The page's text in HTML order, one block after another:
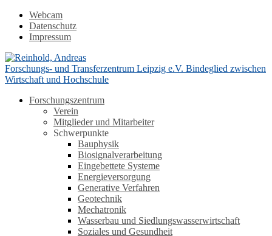
Webcam
Datenschutz
Impressum
Forschungs- und Transferzentrum Leipzig e.V. Bindeglied zwischen
Wirtschaft und Hochschule
Forschungszentrum
Verein
Mitglieder und Mitarbeiter
Schwerpunkte
Bauphysik
Biosignalverarbeitung
Eingebettete Systeme
Energieversorgung
Generative Verfahren
Geotechnik
Mechatronik
Wasserbau und Siedlungswasserwirtschaft
Soziales und Gesundheit